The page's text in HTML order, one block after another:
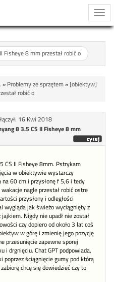
8 mm przestał robić o
» Problemy ze sprzętem» [obiektyw]
robić o
16 Kwi 2018
8 3.5 CS II Fisheye 8 mm
CS II Fisheye 8mm. Pstrykam
w obiektywie wystarczy
60 cm i przysłonę f 5,6 i tedy
nagle przestał robić ostre
przysłony i odległości
wygląda jak świeżo wyciągnięty z
Nigdy nie upadł nie został
czy dopiero od około 3 lat coś
w górę i zmienię jego pozycję
przesunięcie zapewne sporej
i drgnięciu. Chat GPT podpowiada,
poprzez ściągnięcie gumy pod którą
chcę się dowiedzieć czy to